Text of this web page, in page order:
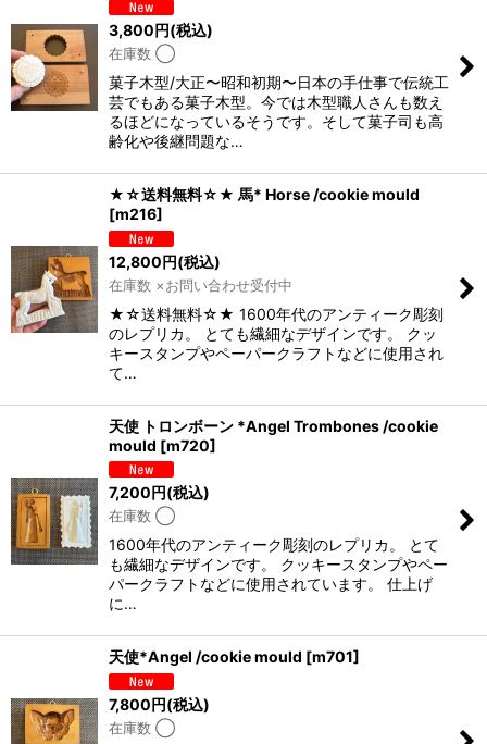
3,800円(税込)
在庫数 ◯
菓子木型/大正〜昭和初期〜日本の手仕事で伝統工
芸でもある菓子木型。今では木型職人さんも数え
るほどになっているそうです。そして菓子司も高
齢化や後継問題な…
★☆送料無料☆★ 馬* Horse /cookie mould
[m216]
12,800円(税込)
在庫数 ×お問い合わせ受付中
★☆送料無料☆★ 1600年代のアンティーク彫刻
のレプリカ。 とても繊細なデザインです。 クッ
キースタンプやペーパークラフトなどに使用され
て…
天使 トロンボーン *Angel Trombones /cookie
mould [m720]
7,200円(税込)
在庫数 ◯
1600年代のアンティーク彫刻のレプリカ。 とて
も繊細なデザインです。 クッキースタンプやペー
パークラフトなどに使用されています。 仕上げ
に…
天使*Angel /cookie mould [m701]
7,800円(税込)
在庫数 ◯